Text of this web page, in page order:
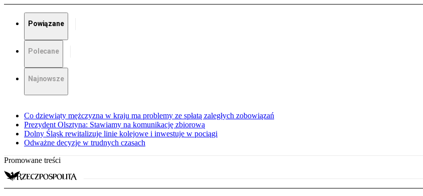
Powiązane
Polecane
Najnowsze
Co dziewiąty mężczyzna w kraju ma problemy ze spłatą zaległych zobowiązań
Prezydent Olsztyna: Stawiamy na komunikację zbiorową
Dolny Śląsk rewitalizuje linie kolejowe i inwestuje w pociągi
Odważne decyzje w trudnych czasach
Promowane treści